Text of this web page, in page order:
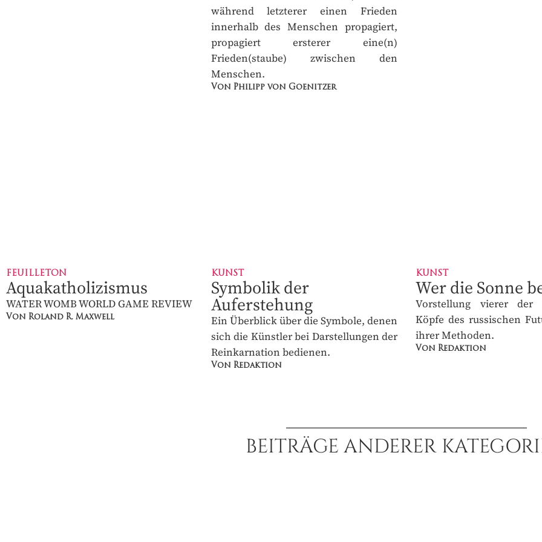
während letzterer einen Frieden
innerhalb des Menschen propagiert,
propagiert ersterer eine(n)
Frieden(staube) zwischen den
Menschen.
Von Philipp von Goenitzer
FEUILLETON
Aquakatholizismus
WATER WOMB WORLD GAME
REVIEW
KUNST
Symbolik der
Auferstehung
Ein Überblick über die Symbole,
denen sich die Künstler bei
Darstellungen der Reinkarnation
bedienen.
KUNST
Wer die Sonne
Vorstellung vierer der
Köpfe des russischen
ihrer Methoden.
Von Redaktion
BEITRÄGE ANDERER